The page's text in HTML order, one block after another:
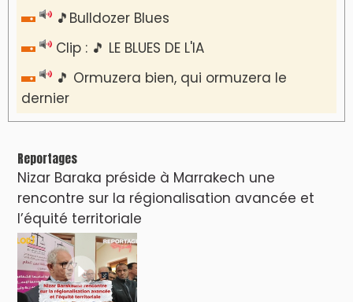
AGENDA CULTUREL
Nacim Haddad en Concert à Tétouan – Ayta
Nacim Haddad débarque à Tanger : Le
Souffle du Nord s'éveille !
Nacim Haddad Ayta World Tour à Rabat (
4ème date )
Hatim Ammor En Concert Exclusif à Tanger :
Un show Live Exceptionnel Cet été !